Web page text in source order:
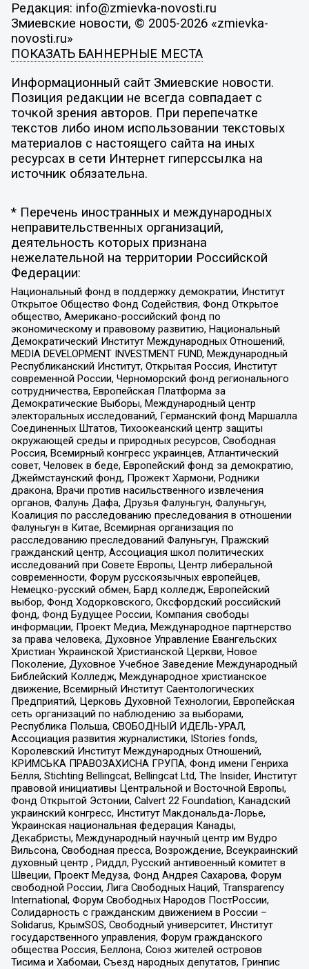
Редакция: info@zmievka-novosti.ru
Змиевские новости, © 2005-2026 «zmievka-
novosti.ru»
ПОКАЗАТЬ БАННЕРНЫЕ МЕСТА
Информационный сайт Змиевские новости.
Позиция редакции не всегда совпадает с
точкой зрения авторов. При перепечатке
текстов либо ином использовании текстовых
материалов с настоящего сайта на иных
ресурсах в сети Интернет гиперссылка на
источник обязательна.
* Перечень иностранных и международных
неправительственных организаций,
деятельность которых признана
нежелательной на территории Российской
Федерации:
Национальный фонд в поддержку демократии, Институт
Открытое Общество Фонд Содействия, Фонд Открытое
общество, Американо-российский фонд по
экономическому и правовому развитию, Национальный
Демократический Институт Международных Отношений,
MEDIA DEVELOPMENT INVESTMENT FUND, Международный
Республиканский Институт, Открытая Россия, Институт
современной России, Черноморский фонд регионального
сотрудничества, Европейская Платформа за
Демократические Выборы, Международный центр
электоральных исследований, Германский фонд Маршалла
Соединенных Штатов, Тихоокеанский центр защиты
окружающей среды и природных ресурсов, Свободная
Россия, Всемирный конгресс украинцев, Атлантический
совет, Человек в беде, Европейский фонд за демократию,
Джеймстаунский фонд, Прожект Хармони, Родники
дракона, Врачи против насильственного извлечения
органов, Фалунь Дафа, Друзья Фалуньгун, Фалуньгун,
Коалиция по расследованию преследования в отношении
Фалуньгун в Китае, Всемирная организация по
расследованию преследований Фалуньгун, Пражский
гражданский центр, Ассоциация школ политических
исследований при Совете Европы, Центр либеральной
современности, Форум русскоязычных европейцев,
Немецко-русский обмен, Бард колледж, Европейский
выбор, Фонд Ходорковского, Оксфордский российский
фонд, Фонд Будущее России, Компания свободы
информации, Проект Медиа, Международное партнерство
за права человека, Духовное Управление Евангельских
Христиан Украинской Христианской Церкви, Новое
Поколение, Духовное Учебное Заведение Международный
Библейский Колледж, Международное христианское
движение, Всемирный Институт Саентологических
Предприятий, Церковь Духовной Технологии, Европейская
сеть организаций по наблюдению за выборами,
Республика Польша, СВОБОДНЫЙ ИДЕЛЬ-УРАЛ,
Ассоциация развития журналистики, IStories fonds,
Королевский Институт Международных Отношений,
КРИМСЬКА ПРАВОЗАХИСНА ГРУПА, Фонд имени Генриха
Бёлля, Stichting Bellingcat, Bellingcat Ltd, The Insider, Институт
правовой инициативы Центральной и Восточной Европы,
Фонд Открытой Эстонии, Calvert 22 Foundation, Канадский
украинский конгресс, Институт Макдональда-Лорье,
Украинская национальная федерация Канады,
Декабристы, Международный научный центр им Вудро
Вильсона, Свободная пресса, Возрождение, Всеукраинский
духовный центр , Риддл, Русский антивоенный комитет в
Швеции, Проект Медуза, Фонд Андрея Сахарова, Форум
свободной России, Лига Свободных Наций, Transparеncy
International, Форум Свободных Народов ПостРоссии,
Солидарность с гражданским движением в России –
Solidarus, КрымSOS, Свободный университет, Институт
государственного управления, Форум гражданского
общества Россия, Беллона, Союз жителей островов
Тисима и Хабомаи, Съезд народных депутатов, Гринпис